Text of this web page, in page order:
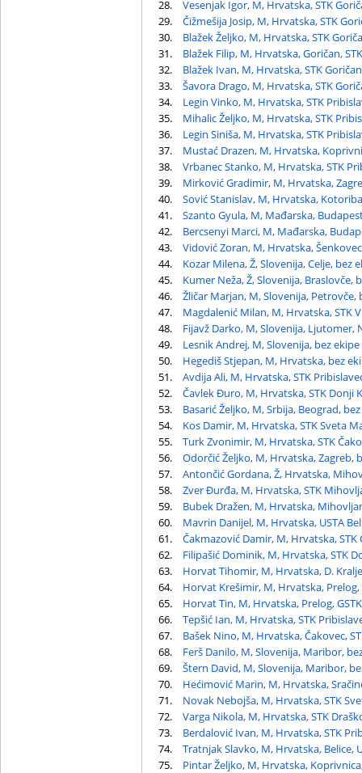
28.
Vesenjak Igor, M, Hrvatska, STK
29.
Čižmešija Josip, M, Hrvatska, STK
30.
Blažek Željko, M, Hrvatska, STK
31.
Blažek Filip, M, Hrvatska, Goričan,
32.
Blažek Ivan, M, Hrvatska, STK Goričan
33.
Šavora Drago, M, Hrvatska, STK
34.
Legin Vinko, M, Hrvatska, STK
35.
Mihalic Željko, M, Hrvatska, STK
36.
Legin Siniša, M, Hrvatska, STK
37.
Mustać Drazen, M, Hrvatska,
38.
Vrbanec Stanko, M, Hrvatska, STK
39.
Mirković Gradimir, M, Hrvatska,
40.
Sović Stanislav, M, Hrvatska,
41.
Szanto Gyula, M, Mađarska,
42.
Bercsenyi Marci, M, Mađarska,
43.
Vidović Zoran, M, Hrvatska,
44.
Kozar Milena, Ž, Slovenija, Celje, bez
45.
Kumer Neža, Ž, Slovenija, Braslovče,
46.
Žličar Marjan, M, Slovenija, Petrovče,
47.
Magdalenić Milan, M, Hrvatska, STK
48.
Fijavž Darko, M, Slovenija, Ljutomer,
49.
Lesnik Andrej, M, Slovenija, bez ekipe
50.
Hegediš Stjepan, M, Hrvatska, bez
51.
Avdija Ali, M, Hrvatska, STK
52.
Čavlek Đuro, M, Hrvatska, STK Donji
53.
Basarić Željko, M, Srbija, Beograd,
54.
Kos Damir, M, Hrvatska, STK Sveta
55.
Turk Zvonimir, M, Hrvatska, STK
56.
Odorčić Željko, M, Hrvatska, Zagreb,
57.
Antončić Gordana, Ž, Hrvatska,
58.
Zver Đurđa, M, Hrvatska, STK
59.
Bubek Dražen, M, Hrvatska,
60.
Mavrin Danijel, M, Hrvatska, USTA
61.
Čakmazović Damir, M, Hrvatska, STK
62.
Filipašić Dominik, M, Hrvatska, STK
63.
Horvat Tihomir, M, Hrvatska, D.
64.
Horvat Krešimir, M, Hrvatska, Prelog,
65.
Horvat Tin, M, Hrvatska, Prelog,
66.
Tepšić Ian, M, Hrvatska, STK
67.
Bašek Nino, M, Hrvatska, Čakovec,
68.
Ferš Danilo, M, Slovenija, Maribor,
69.
Štern David, M, Slovenija, Maribor,
70.
Hećimović Marin, M, Hrvatska,
71.
Novak Nebojša, M, Hrvatska, STK
72.
Varga Nikola, M, Hrvatska, STK
73.
Berdalović Ivan, M, Hrvatska, STK
74.
Tratnjak Slavko, M, Hrvatska, Belice,
75.
Pintar Željko, M, Hrvatska,